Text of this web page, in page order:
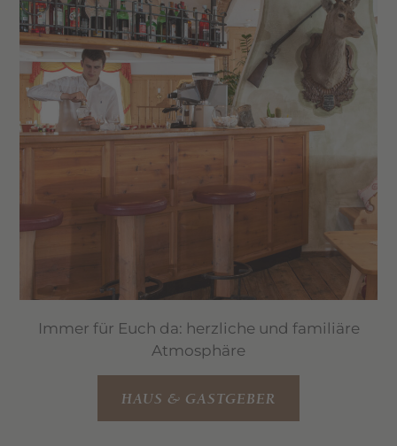
Immer für Euch da: herzliche und familiäre
Atmosphäre
HAUS & GASTGEBER